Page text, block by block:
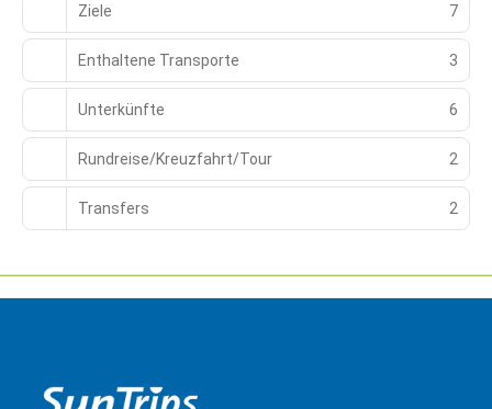
Ziele 7
Enthaltene Transporte 3
Unterkünfte 6
Rundreise/Kreuzfahrt/Tour 2
Transfers 2